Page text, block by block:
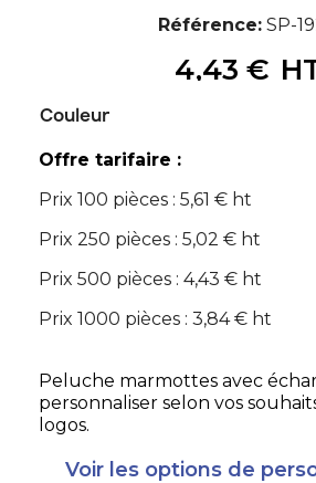
Référence SP-
4,43 €
Couleur
Offre tarifaire :
Prix 100 pièces : 5,61 € ht
Prix 250 pièces : 5,02 € ht
Prix 500 pièces : 4,43 € ht
Prix 1000 pièces : 3,84 € ht
Peluche marmottes avec
personnaliser selon vos
logos.
Voir les options de